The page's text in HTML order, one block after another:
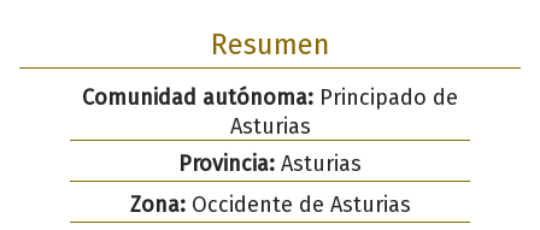
Resumen
Comunidad autónoma: Principado de
Asturias
Provincia: Asturias
Zona:Occidente de Asturias